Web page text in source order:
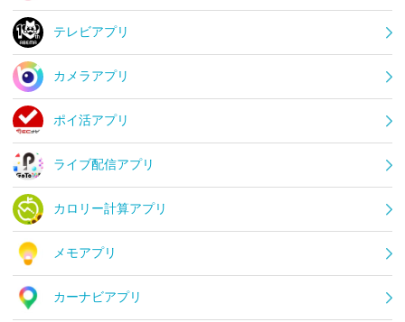
テレビアプリ
カメラアプリ
ポイ活アプリ
ライブ配信アプリ
カロリー計算アプリ
メモアプリ
カーナビアプリ